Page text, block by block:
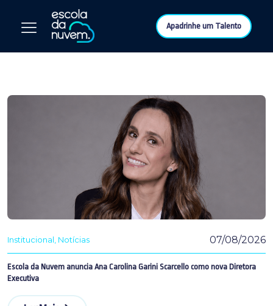
Apadrinhe um Talento
Institucional Notícias 07/08/2026
Escola da Nuvem anuncia Ana Carolina Garini Scarcello como nova Diretora
Executiva